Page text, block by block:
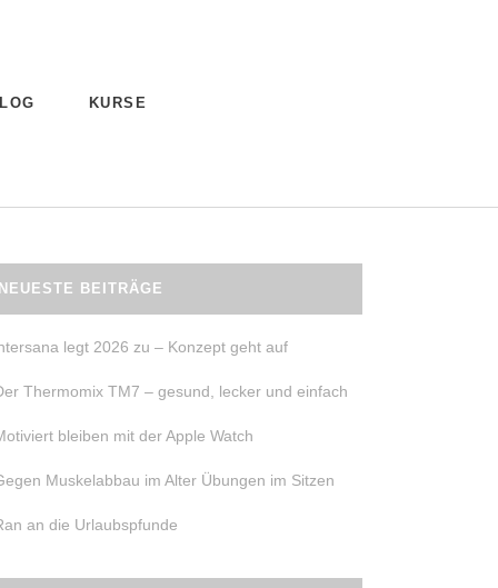
KURSE
BEITRÄGE
legt 2026 zu – Konzept geht auf
Thermomix TM7 – gesund, lecker und einfach
bleiben mit der Apple Watch
Muskelabbau im Alter Übungen im Sitzen
an die Urlaubspfunde